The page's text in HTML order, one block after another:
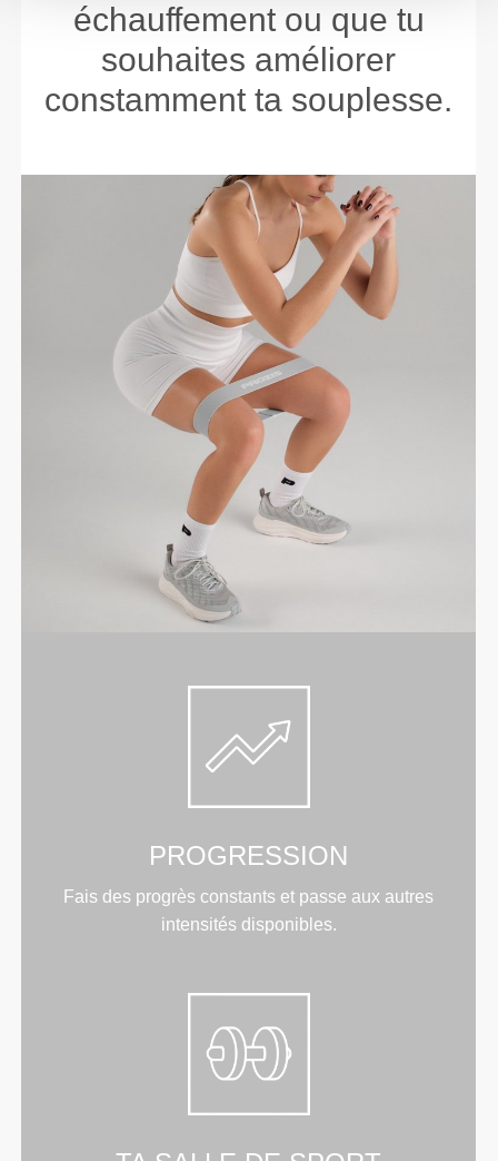
échauffement ou que tu
souhaites améliorer
constamment ta souplesse.
PROGRESSION
Fais des progrès constants et passe aux autres
intensités disponibles.